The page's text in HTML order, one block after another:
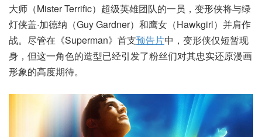
大师（Mister Terrific）超级英雄团队的一员，变形侠将与绿
灯侠盖·加德纳（Guy Gardner）和鹰女（Hawkgirl）并肩作
战。尽管在《Superman》首支预告片中，变形侠仅短暂现
身，但这一角色的造型已经引发了粉丝们对其忠实还原漫画
形象的高度期待。